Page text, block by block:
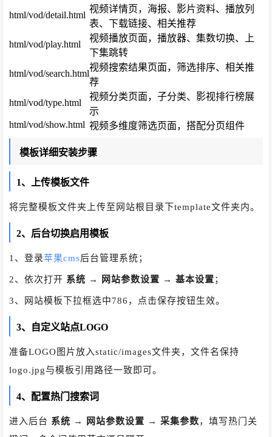
html/vod/detail.html
视频详情页，海报、影片资料、播放列
表、下载链接、相关推荐
html/vod/play.html
视频播放页面，播放器、集数切换、上
下集跳转
html/vod/search.html
视频搜索结果页面，筛选排序、相关推
荐
html/vod/type.html
视频分类页面，子分类、影视排行榜展
示
html/vod/show.html 视频多维度筛选页面，搭配分页组件
模板详细安装步骤
1、上传模板文件
将完整模板文件夹上传至网站根目录下template文件夹内。
2、后台切换启用模板
1、登录苹果cms后台管理系统；
2、依次打开 系统 → 网站参数设置 → 基本设置；
3、网站模板下拉框选中786，点击保存按钮生效。
3、自定义站点LOGO
准备LOGO图片放入static/images文件夹，文件名保持
logo.jpg与模板引用路径一致即可。
4、配置热门搜索词
进入后台 系统 → 网站参数设置 → 采集参数，填写热门关